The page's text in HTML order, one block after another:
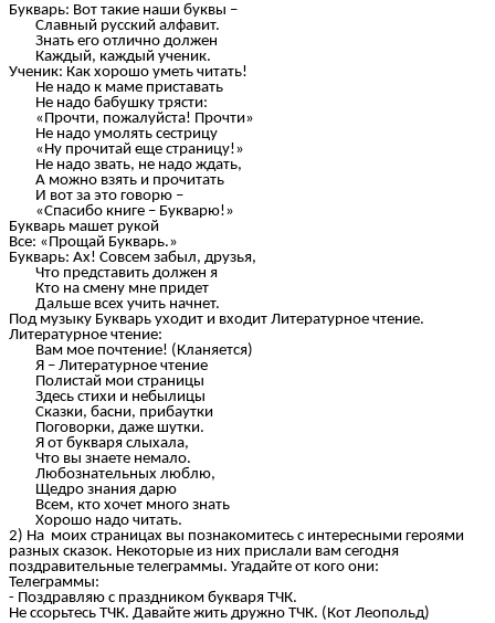
Букварь: Вот такие наши буквы –
Славный русский алфавит.
Знать его отлично должен
Каждый, каждый ученик.
Ученик: Как хорошо уметь читать!
Не надо к маме приставать
Не надо бабушку трясти:
«Прочти, пожалуйста! Прочти»
Не надо умолять сестрицу
«Ну прочитай еще страницу!»
Не надо звать, не надо ждать,
А можно взять и прочитать
И вот за это говорю –
«Спасибо книге – Букварю!»
Букварь машет рукой
Все: «Прощай Букварь.»
Букварь: Ах! Совсем забыл, друзья,
Что представить должен я
Кто на смену мне придет
Дальше всех учить начнет.
Под музыку Букварь уходит и входит Литературное чтение.
Литературное чтение:
Вам мое почтение! (Кланяется)
Я – Литературное чтение
Полистай мои страницы
Здесь стихи и небылицы
Сказки, басни, прибаутки
Поговорки, даже шутки.
Я от букваря слыхала,
Что вы знаете немало.
Любознательных люблю,
Щедро знания дарю
Всем, кто хочет много знать
Хорошо надо читать.
2) На моих страницах вы познакомитесь с интересными героями
разных сказок. Некоторые из них прислали вам сегодня
поздравительные телеграммы. Угадайте от кого они:
Телеграммы:
- Поздравляю с праздником букваря ТЧК.
Не ссорьтесь ТЧК. Давайте жить дружно ТЧК. (Кот Леопольд)